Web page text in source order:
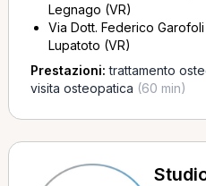
Legnago (VR)
Via Dott. Federico
Lupatoto (VR)
Prestazioni:trattamento
visita osteopatica (60 min)